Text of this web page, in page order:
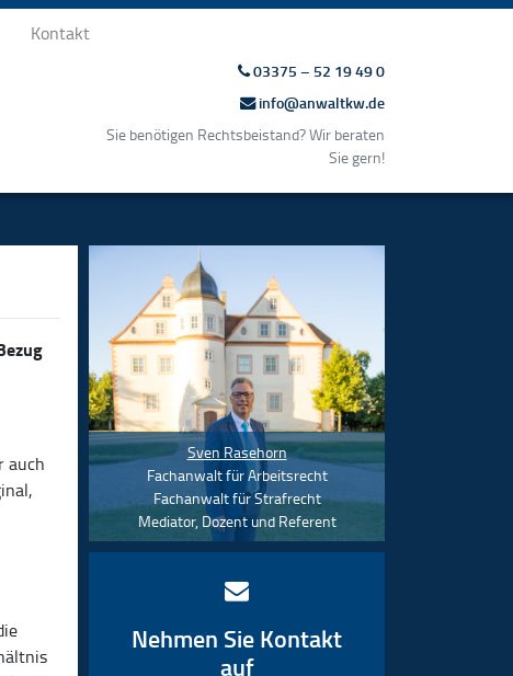
Kontakt
03375 – 52 19 49 0
info@anwaltkw.de
Sie benötigen Rechtsbeistand? Wir beraten
Sie gern!
auch
Sven Rasehorn
Fachanwalt für Arbeitsrecht
Fachanwalt für Strafrecht
Mediator, Dozent und Referent
Nehmen Sie Kontakt
auf